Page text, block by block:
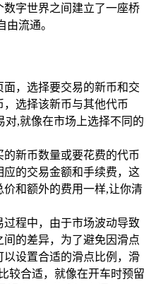
字世界之间建立了一座桥
由流通。
面，选择要交易的新币和交
选择该新币与其他代币
对,就像在市场上选择不同的
的新币数量或要花费的代币
的交易金额和手续费，这
和额外的费用一样,让你清
过程中，由于市场波动导致
的差异，为了避免因滑点
设置合适的滑点比例，滑
较合适，就像在开车时预留